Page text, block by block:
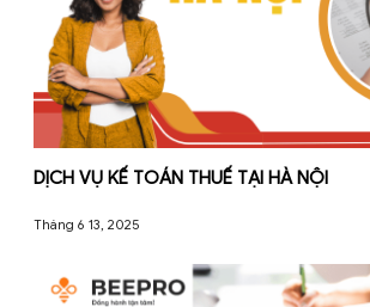
Tháng 6 13, 2025